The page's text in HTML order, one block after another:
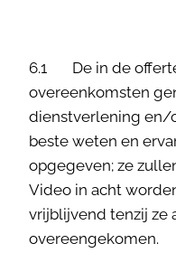
6.1 De in de
overeenkomsten
dienstverlening en/
beste weten en
opgegeven; ze
Video in acht
vrijblijvend tenzij ze
overeengekomen.